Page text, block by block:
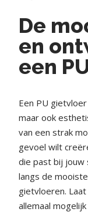
De
en
een
Een PU
maar ook
van een strak
gevoel wilt
die past bij jouw
langs de
gietvloeren.
allemaal mogelijk